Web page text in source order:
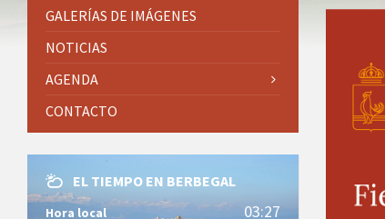
GALERÍAS DE IMÁGENES
NOTICIAS
AGENDA
CONTACTO
EL TIEMPO EN BERBEGAL
Hora local 03:27